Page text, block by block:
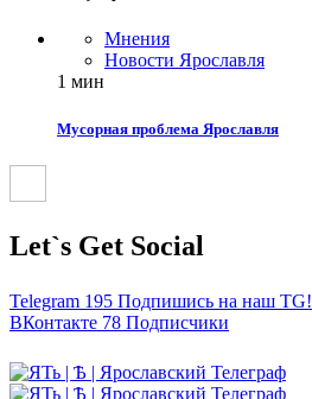
Мнения
Новости Ярославля
1 мин
Мусорная проблема Ярославля
Let`s Get Social
Telegram 195 Подпишись на наш TG!
ВКонтакте 78 Подписчики